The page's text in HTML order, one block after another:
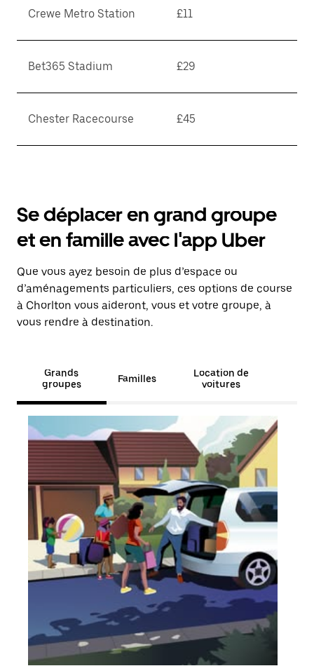
Crewe Metro Station £11
Bet365 Stadium £29
Chester Racecourse £45
Se déplacer en grand groupe
et en famille avec l'app Uber
Que vous ayez besoin de plus d’espace ou
d’aménagements particuliers, ces options de course
à Chorlton vous aideront, vous et votre groupe, à
vous rendre à destination.
Grands
groupes
Familles
Location de
voitures